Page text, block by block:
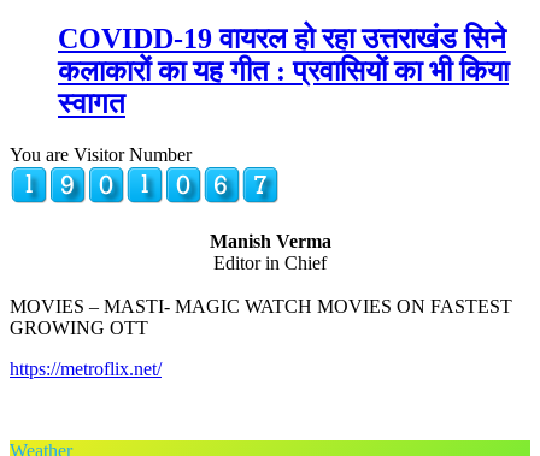
COVIDD-19 वायरल हो रहा उत्तराखंड सिने
कलाकारों का यह गीत : प्रवासियों का भी किया
स्वागत
You are Visitor Number
Manish Verma
Editor in Chief
MOVIES – MASTI- MAGIC WATCH MOVIES ON FASTEST
GROWING OTT
https://metroflix.net/
Weather